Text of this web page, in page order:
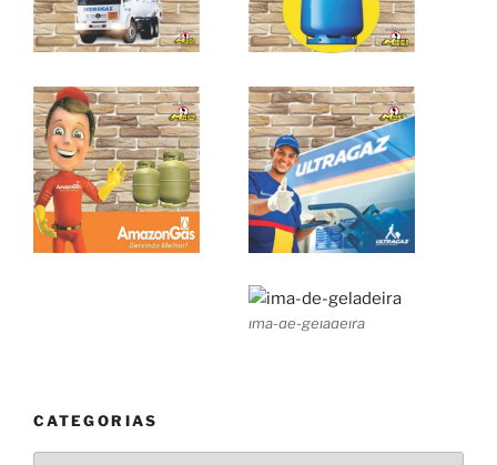
ima-de-geladeira
CATEGORIAS